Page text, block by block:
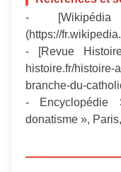
-
(https://
- [Revue
histoire.fr/histoire-
branche-du-
- Encyclopédie
donatisme »,